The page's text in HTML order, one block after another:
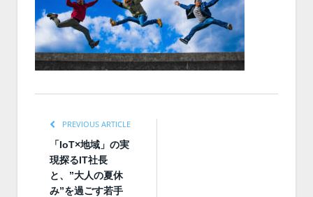
PREVIOUS ARTICLE
「IoT×地域」の実
現探るIT社長
と、”大人の夏休
み”を過ごす若手